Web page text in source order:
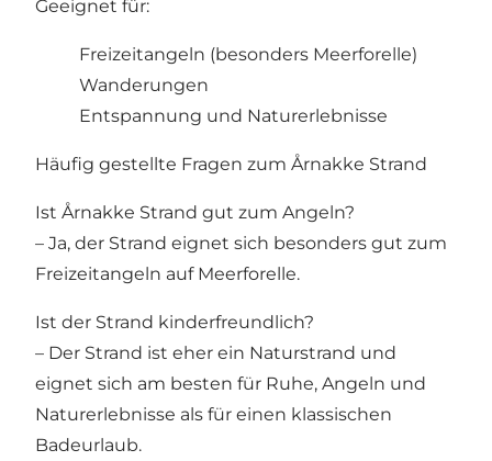
Geeignet für:
Freizeitangeln (besonders Meerforelle)
Wanderungen
Entspannung und Naturerlebnisse
Häufig gestellte Fragen zum Årnakke Strand
Ist Årnakke Strand gut zum Angeln?
– Ja, der Strand eignet sich besonders gut zum
Freizeitangeln auf Meerforelle.
Ist der Strand kinderfreundlich?
– Der Strand ist eher ein Naturstrand und
eignet sich am besten für Ruhe, Angeln und
Naturerlebnisse als für einen klassischen
Badeurlaub.